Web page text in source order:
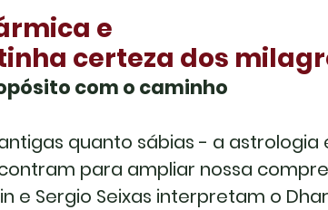
e
certeza dos
com o caminho
quanto sábias - a astrologia
para ampliar nossa
e Sergio Seixas interpretam o